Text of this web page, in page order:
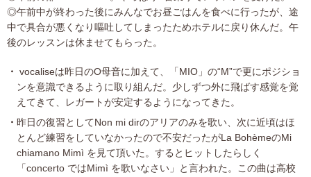
◎午前中が終わった後にみんなでお昼ごはんを食べに行ったが、途
中で具合が悪くなり嘔吐してしまったためホテルに戻り休んだ。午
後のレッスンは休ませてもらった。
vocaliseは昨日のO母音に加えて、「MIO」の“M”で更にポジショ
ンを意識できるように取り組んだ。少しずつ外に飛ばす感覚を覚
えてきて、レガートが安定するようになってきた。
昨日の復習としてNon mi dirのアリアのみを歌い、次に近頃はほ
とんど練習をしていなかったので不安だったがLa BohèmeのMi
chiamano Mimì を見て頂いた。するとヒットしたらしく
「concerto ではMimì を歌いなさい」と言われた。この曲は高校